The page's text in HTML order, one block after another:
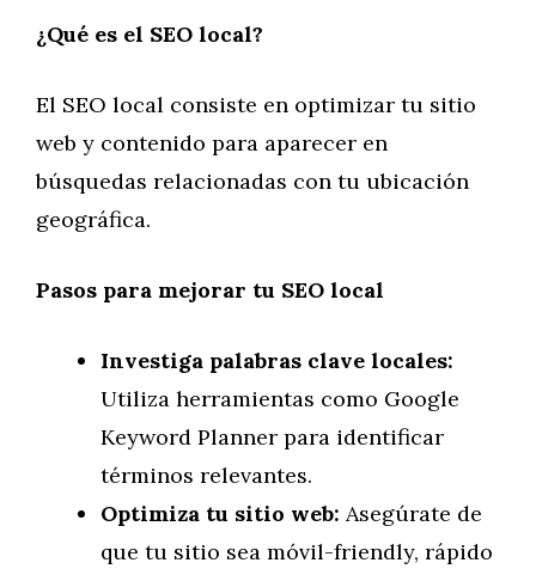
¿Qué es el SEO local?
El SEO local consiste en optimizar tu sitio
web y contenido para aparecer en
búsquedas relacionadas con tu ubicación
geográfica.
Pasos para mejorar tu SEO local
Investiga palabras clave locales:
Utiliza herramientas como Google
Keyword Planner para identificar
términos relevantes.
Optimiza tu sitio web: Asegúrate de
que tu sitio sea móvil-friendly, rápido